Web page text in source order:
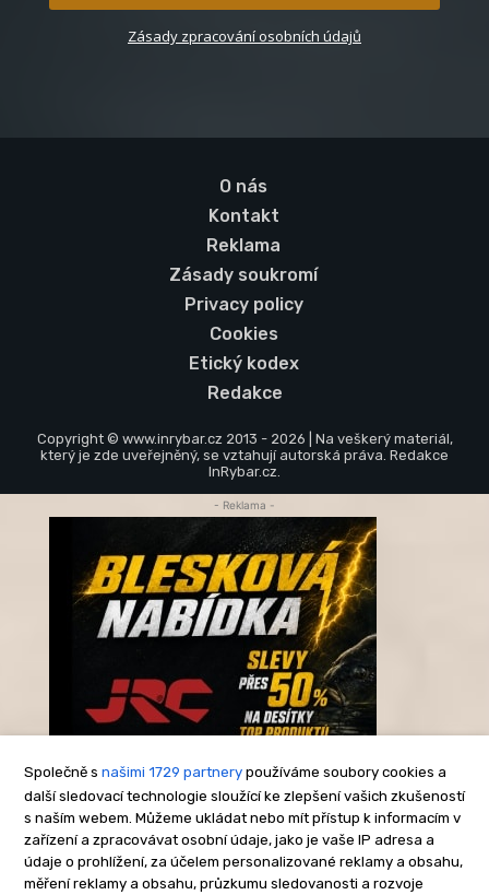
Zásady zpracování osobních údajů
O nás
Kontakt
Reklama
Zásady soukromí
Privacy policy
Cookies
Etický kodex
Redakce
Copyright © www.inrybar.cz 2013 - 2026 | Na veškerý materiál,
který je zde uveřejněný, se vztahují autorská práva. Redakce
InRybar.cz.
Společně s našimi 1729 partnery používáme soubory cookies a
další sledovací technologie sloužící ke zlepšení vašich zkušeností
s naším webem. Můžeme ukládat nebo mít přístup k informacím v
zařízení a zpracovávat osobní údaje, jako je vaše IP adresa a
údaje o prohlížení, za účelem personalizované reklamy a obsahu,
měření reklamy a obsahu, průzkumu sledovanosti a rozvoje
- Reklama -
-Reklama-